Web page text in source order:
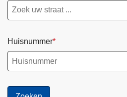
Huisnummer